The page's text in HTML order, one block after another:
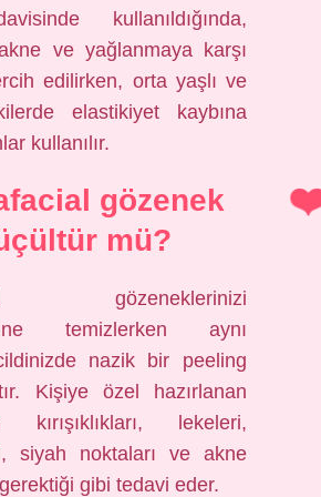
kullanıldığında,
ve yağlanmaya karşı
edilirken, orta yaşlı ve
elastikiyet kaybına
kullanılır.
gözenek
mü?
gözeneklerinizi
temizlerken aynı
nazik bir peeling
Kişiye özel hazırlanan
kırışıklıkları, lekeleri,
siyah noktaları ve akne
gibi tedavi eder.